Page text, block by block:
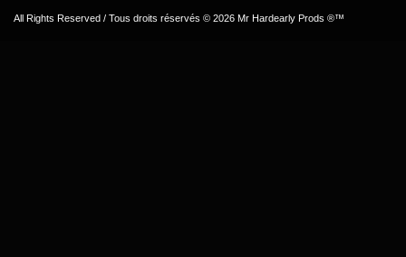
All Rights Reserved / Tous droits réservés © 2026 Mr Hardearly Prods ®™